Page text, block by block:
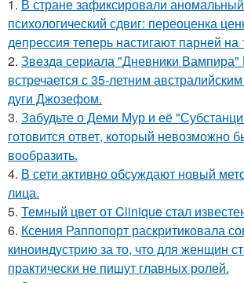
1. В стране зафиксировали аномальный
психологический сдвиг: переоценка
депрессия теперь настигают парней
2. Звeздa сериала "Дневники
встречается с 35-летним
дуги Джозефом.
3. Забудьте о Деми Мур и её
готовится ответ, который невозможно
вообразить.
4. В сети активно обсуждают новый
лица.
5. Темный цвет от Clinique стал
6. Ксения Раппопорт раскритиковала
киноиндустрию за то, что для женщин
практически не пишут главных ролей.